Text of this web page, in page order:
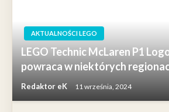
AKTUALNOŚCI LEGO
LEGO Technic McLaren P1
powraca w niektórych
Redaktor eK 11 września, 2024